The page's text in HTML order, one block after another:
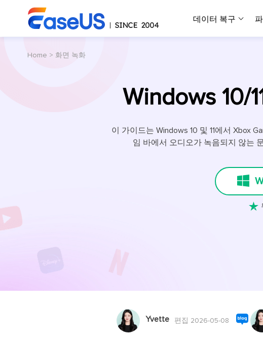
데이터 복구
파일
아이
기타
Home > 화면 녹화
Windows 10/
이 가이드는 Windows 10 및 11에서 Xbox
임 바에서 오디오가 녹음되지 않는

Yvette 편집 2026-05-08